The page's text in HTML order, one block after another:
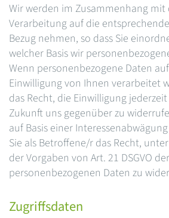
Wir werden im Zusammenhang mit
Verarbeitung auf die
Bezug nehmen, so dass Sie
welcher Basis wir
Wenn personenbezogene Daten
Einwilligung von Ihnen verarbeitet
das Recht, die Einwilligung
Zukunft uns gegenüber zu
auf Basis einer
Sie als Betroffene/r das Recht,
der Vorgaben von Art. 21 DSGVO
personenbezogenen Daten zu
Zugriffsdaten